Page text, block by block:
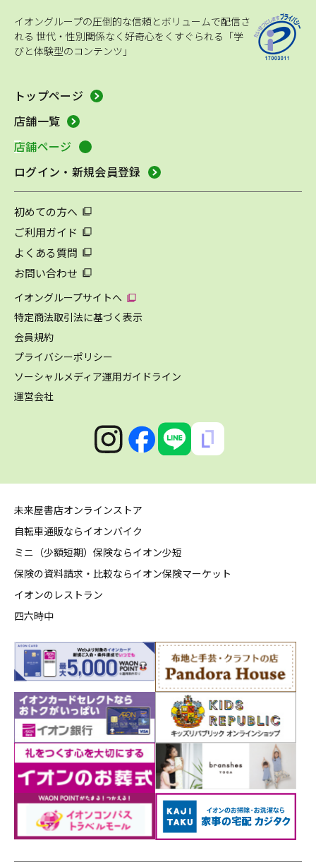
イオングループの圧倒的な信頼とボリュームで配信さ
れる 世代・性別関係なく好奇心をくすぐられる「学
びと体験型のコンテンツ」
トップページ
店舗一覧
店舗ページ
ログイン・新規会員登録
初めての方へ
ご利用ガイド
よくある質問
お問い合わせ
イオングループサイトへ
特定商法取引法に基づく表示
会員規約
プライバシーポリシー
ソーシャルメディア運用ガイドライン
運営会社
未来屋書店オンラインストア
自転車通販ならイオンバイク
ミニ（少額短期）保険ならイオン少短
保険の資料請求・比較ならイオン保険マーケット
イオンのレストラン
四六時中